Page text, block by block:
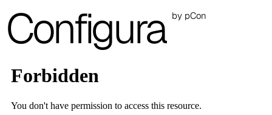
RAL 5021
Verde
Rojo
Las imágenes mostradas son solo indicativas; se recomienda
Configura by pCon